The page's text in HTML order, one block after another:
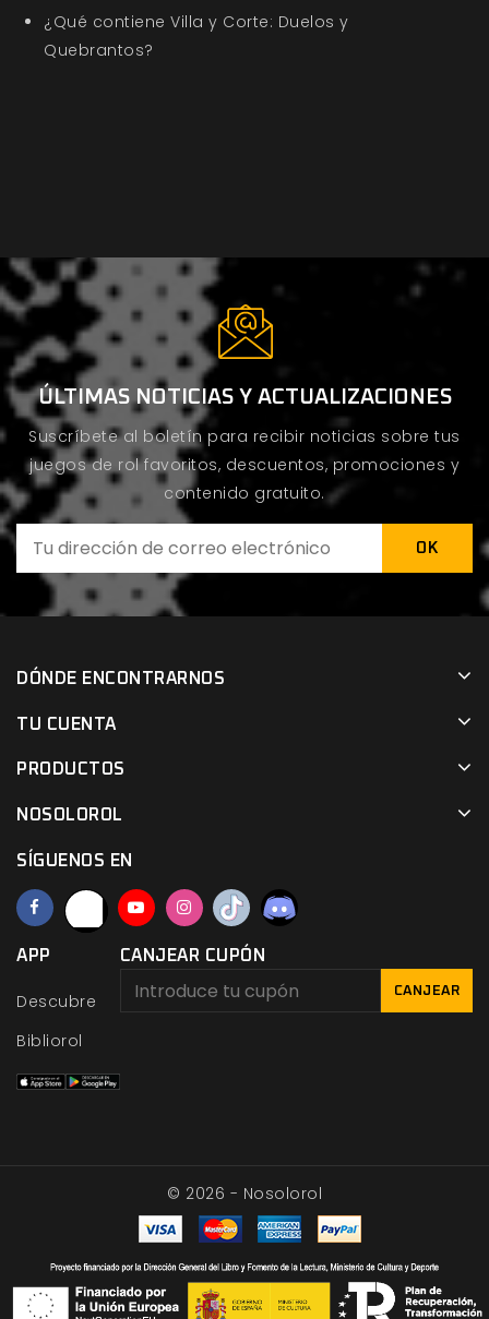
¿Qué contiene Villa y Corte: Duelos y
Quebrantos?
ÚLTIMAS NOTICIAS Y ACTUALIZACIONES
Suscríbete al boletín para recibir noticias sobre tus
juegos de rol favoritos, descuentos, promociones y
contenido gratuito.
DÓNDE ENCONTRARNOS
TU CUENTA
PRODUCTOS
NOSOLOROL
SÍGUENOS EN
APP
Descubre
Bibliorol
CANJEAR CUPÓN
CANJEAR
© 2026 - Nosolorol